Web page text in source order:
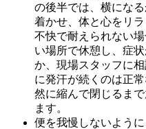
の後半では、横にな
着かせ、体と心をリ
不快で耐えられない
い場所で休憩し、症
か、現場スタッフに
に発汗が続くのは正
然に縮んで閉じるま
ます。
便を我慢しないよう